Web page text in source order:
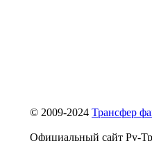
© 2009-2024 Трансфер
Официальный сайт Ру-